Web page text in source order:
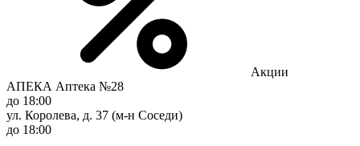
Акции
АПЕКА Аптека №28
до 18:00
ул. Королева, д. 37 (м-н Соседи)
до 18:00